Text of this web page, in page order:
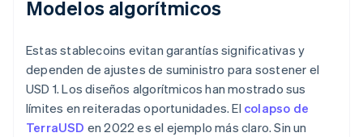
Modelos algorítmicos
Estas stablecoins evitan garantías significativas y
dependen de ajustes de suministro para sostener el
USD 1. Los diseños algorítmicos han mostrado sus
límites en reiteradas oportunidades. El colapso de
TerraUSD en 2022 es el ejemplo más claro. Sin un